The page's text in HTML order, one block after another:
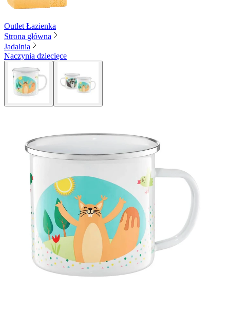
Outlet Łazienka
Strona główna
Jadalnia
Naczynia dziecięce